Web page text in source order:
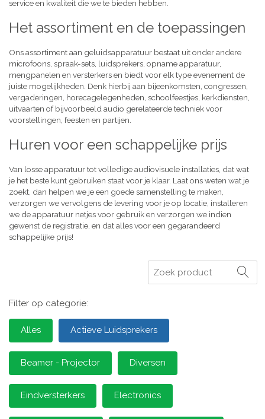
service en kwaliteit die we te bieden hebben.
Het assortiment en de toepassingen
Ons assortiment aan geluidsapparatuur bestaat uit onder andere
microfoons, spraak-sets, luidsprekers, opname apparatuur,
mengpanelen en versterkers en biedt voor elk type evenement de
juiste mogelijkheden. Denk hierbij aan bijeenkomsten, congressen,
vergaderingen, horecagelegenheden, schoolfeestjes, kerkdiensten,
uitvaarten of bijvoorbeeld audio gerelateerde techniek voor
voorstellingen, feesten en partijen.
Huren voor een schappelijke prijs
Van losse apparatuur tot volledige audiovisuele installaties, dat wat
je het beste kunt gebruiken staat voor je klaar. Laat ons weten wat je
zoekt, dan helpen we je een goede samenstelling te maken,
verzorgen we vervolgens de levering voor je op locatie, installeren
we de apparatuur netjes voor gebruik en verzorgen we indien
gewenst de registratie, en dat alles voor een gegarandeerd
schappelijke prijs!
Zoeken
Filter op categorie:
Alles Actieve Luidsprekers
Beamer - Projector Diversen
Eindversterkers Electronics